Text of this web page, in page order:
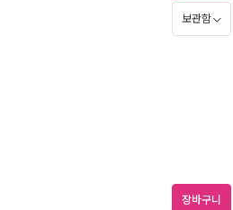
보관함
장바구니